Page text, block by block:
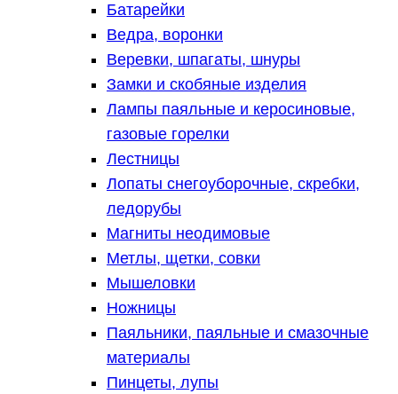
Батарейки
Ведра, воронки
Веревки, шпагаты, шнуры
Замки и скобяные изделия
Лампы паяльные и керосиновые,
газовые горелки
Лестницы
Лопаты снегоуборочные, скребки,
ледорубы
Магниты неодимовые
Метлы, щетки, совки
Мышеловки
Ножницы
Паяльники, паяльные и смазочные
материалы
Пинцеты, лупы